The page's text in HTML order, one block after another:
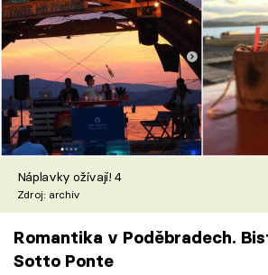
Náplavky ožívají! 4
Zdroj: archiv
Romantika v Poděbradech.
Sotto Ponte